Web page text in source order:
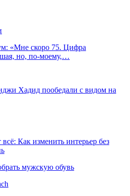
«Мне скоро 75. Цифра
но, по‑моему,…
Хадид пообедали с видом на
Как изменить интерьер без
мужскую обувь